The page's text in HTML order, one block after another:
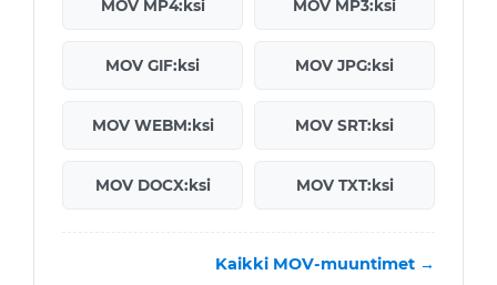
MOV MP4:ksi MOV MP3:ksi
MOV GIF:ksi MOV JPG:ksi
MOV WEBM:ksi MOV SRT:ksi
MOV DOCX:ksi MOV TXT:ksi
Kaikki MOV-muuntimet →